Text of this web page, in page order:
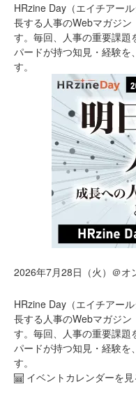
HRzine Day（エイチアー
長する人事のWebマガジ
す。毎回、人事の重要課題
パードが持つ知見・経験を
す。
2026年7月28日（火）＠オ
HRzine Day（エイチアー
長する人事のWebマガジ
す。毎回、人事の重要課題
パードが持つ知見・経験を
す。
イベントカレンダーを見